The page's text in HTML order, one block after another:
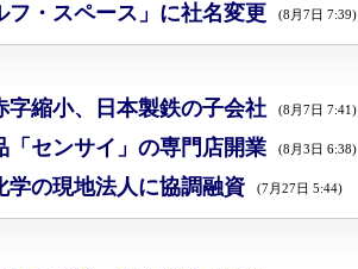
フ・スペース」に社名変更 (8月7日 7:39)
字縮小、日本製鉄の子会社 (8月7日 7:41)
「センサイ」の専門店開業 (8月3日 6:38)
学の現地法人に協調融資 (7月27日 5:44)